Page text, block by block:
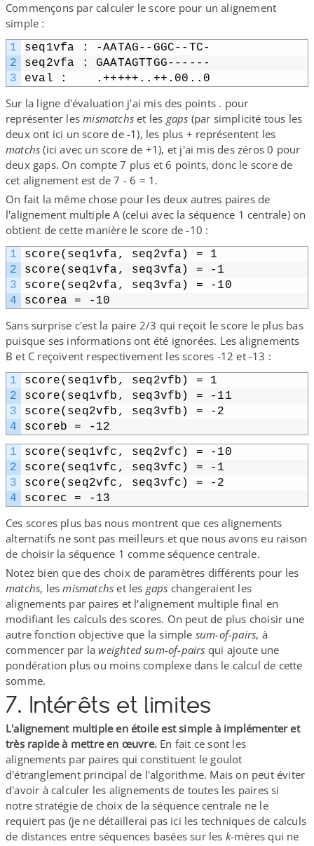
Commençons par calculer le score pour un alignement
simple :
1
2
3
seq1vfa : -AATAG-​-​GGC-​-​TC-
seq2vfa : GAATAGTTGG-​-​-​-​-​-
eval :    .+++++..++.00..0
Sur la ligne d'évaluation j'ai mis des points . pour
représenter lesmismatchs et les gaps (par simplicité tous les
deux ont ici un score de -1), les plus + représentent les
matchs (ici avec un score de +1), et j'ai mis des zéros 0 pour
deux gaps. On compte 7 plus et 6 points, donc le score de
cet alignement est de 7 - 6 = 1.
On fait la même chose pour les deux autres paires de
l'alignement multiple A (celui avec la séquence 1 centrale) on
obtient de cette manière le score de -10 :
1
2
3
4
score(seq1vfa, seq2vfa) = 1
score(seq1vfa, seq3vfa) = -1
score(seq2vfa, seq3vfa) = -10
scorea = -10
Sans surprise c'est la paire 2/​3 qui reçoit le score le plus bas
puisque ses informations ont été ignorées. Les alignements
B et C reçoivent respectivement les scores -12 et -13 :
1
2
3
4
score(seq1vfb, seq2vfb) = 1
score(seq1vfb, seq3vfb) = -11
score(seq2vfb, seq3vfb) = -2
scoreb = -12
1
2
3
4
score(seq1vfc, seq2vfc) = -10
score(seq1vfc, seq3vfc) = -1
score(seq2vfc, seq3vfc) = -2
scorec = -13
Ces scores plus bas nous montrent que ces alignements
alternatifs ne sont pas meilleurs et que nous avons eu raison
de choisir la séquence 1 comme séquence centrale.
Notez bien que des choix de paramètres différents pour les
matchs, lesmismatchs et les gaps changeraient les
alignements par paires et l'alignement multiple final en
modifiant les calculs des scores. On peut de plus choisir une
autre fonction objective que la simple sum-​of-​pairs, à
commencer par laweighted sum-​of-​pairs qui ajoute une
pondération plus ou moins complexe dans le calcul de cette
somme.
7. Intérêts et limites
L'alignement multiple en étoile est simple à implémenter et
très rapide à mettre en œuvre. En fait ce sont les
alignements par paires qui constituent le goulot
d'étranglement principal de l'algorithme. Mais on peut éviter
d'avoir à calculer les alignements de toutes les paires si
notre stratégie de choix de la séquence centrale ne le
requiert pas (je ne détaillerai pas ici les techniques de calculs
de distances entre séquences basées sur les k-mères qui ne